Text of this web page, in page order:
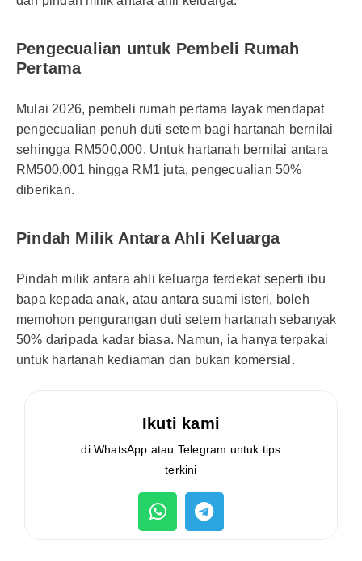
Pengecualian untuk Pembeli Rumah
Pertama
Mulai 2026, pembeli rumah pertama layak mendapat
pengecualian penuh duti setem bagi hartanah bernilai
sehingga RM500,000. Untuk hartanah bernilai antara
RM500,001 hingga RM1 juta, pengecualian 50%
diberikan.
Pindah Milik Antara Ahli Keluarga
Pindah milik antara ahli keluarga terdekat seperti ibu
bapa kepada anak, atau antara suami isteri, boleh
memohon pengurangan duti setem hartanah sebanyak
50% daripada kadar biasa. Namun, ia hanya terpakai
untuk hartanah kediaman dan bukan komersial.
Ikuti kami
di WhatsApp atau Telegram untuk tips
terkini